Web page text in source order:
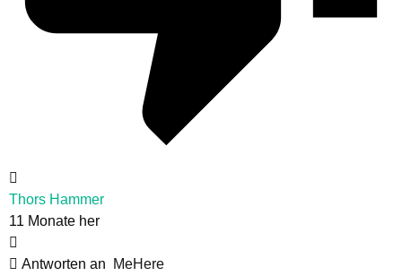
Thors Hammer
11 Monate her
Antworten an
MeHere